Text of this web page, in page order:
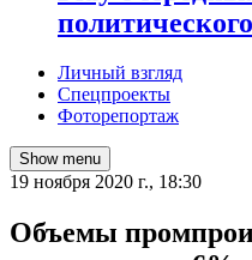
Личный взгляд
Спецпроекты
Фоторепортаж
Show menu
19 ноября 2020 г., 18:30
Объемы